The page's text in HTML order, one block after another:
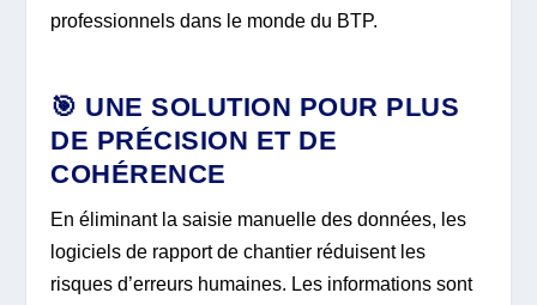
professionnels dans le monde du BTP.
🎯 UNE SOLUTION POUR PLUS
DE PRÉCISION ET DE
COHÉRENCE
En éliminant la saisie manuelle des données, les
logiciels de rapport de chantier réduisent les
risques d’erreurs humaines. Les informations sont